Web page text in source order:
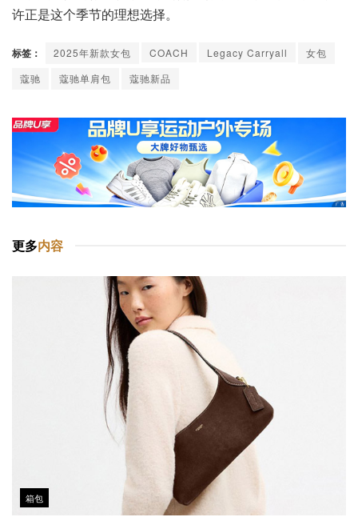
许正是这个季节的理想选择。
标签： 2025年新款女包 COACH Legacy Carryall
女包
蔻驰
蔻驰单肩包 蔻驰新品
更多内容
箱包